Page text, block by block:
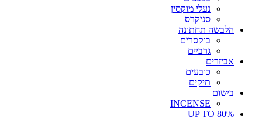
נעלי מוקסין
סניקרס
הלבשה תחתונה
בוקסרים
גרביים
אביזרים
כובעים
תיקים
בישום
INCENSE
UP TO 80%